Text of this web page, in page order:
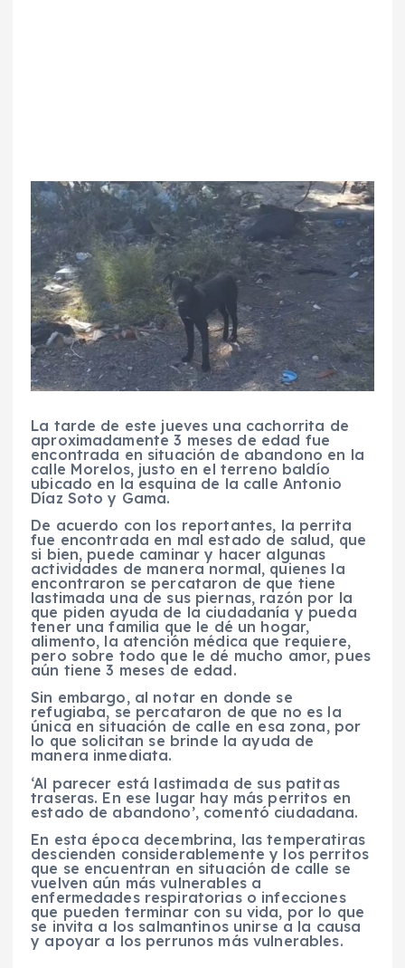
La tarde de este jueves una cachorrita de
aproximadamente 3 meses de edad fue
encontrada en situación de abandono en la
calle Morelos, justo en el terreno baldío
ubicado en la esquina de la calle Antonio
Díaz Soto y Gama.
De acuerdo con los reportantes, la perrita
fue encontrada en mal estado de salud, que
si bien, puede caminar y hacer algunas
actividades de manera normal, quienes la
encontraron se percataron de que tiene
lastimada una de sus piernas, razón por la
que piden ayuda de la ciudadanía y pueda
tener una familia que le dé un hogar,
alimento, la atención médica que requiere,
pero sobre todo que le dé mucho amor, pues
aún tiene 3 meses de edad.
Sin embargo, al notar en donde se
refugiaba, se percataron de que no es la
única en situación de calle en esa zona, por
lo que solicitan se brinde la ayuda de
manera inmediata.
‘Al parecer está lastimada de sus patitas
traseras. En ese lugar hay más perritos en
estado de abandono’, comentó ciudadana.
En esta época decembrina, las temperatiras
descienden considerablemente y los perritos
que se encuentran en situación de calle se
vuelven aún más vulnerables a
enfermedades respiratorias o infecciones
que pueden terminar con su vida, por lo que
se invita a los salmantinos unirse a la causa
y apoyar a los perrunos más vulnerables.